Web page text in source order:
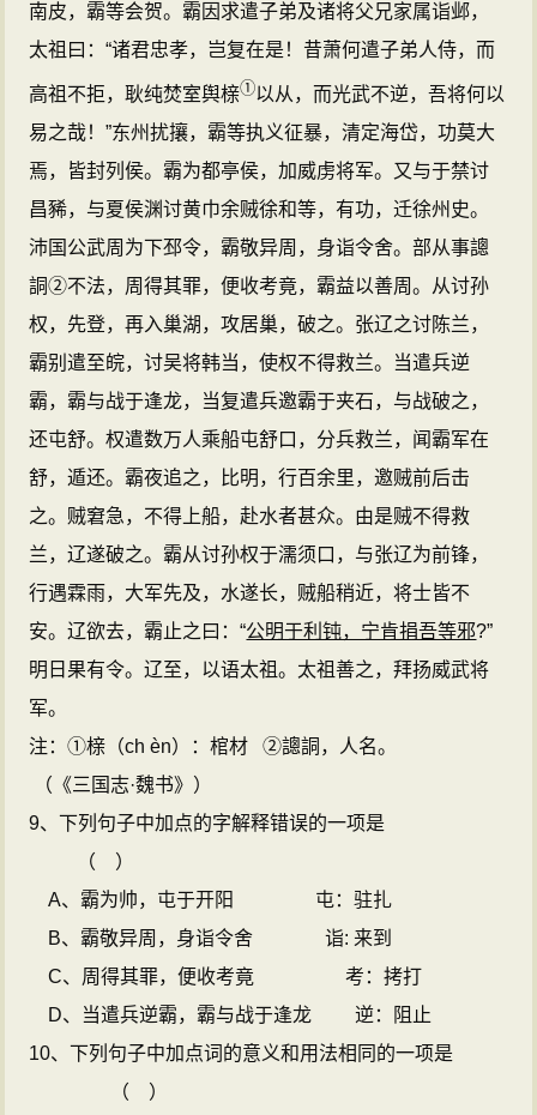
南皮，霸等会贺。霸因求遣子弟及诸将父兄家属诣邺，
太祖曰：“诸君忠孝，岂复在是！昔萧何遣子弟人侍，而
高祖不拒，耿纯焚室舆榇①以从，而光武不逆，吾将何以
易之哉！”东州扰攘，霸等执义征暴，清定海岱，功莫大
焉，皆封列侯。霸为都亭侯，加威虏将军。又与于禁讨
昌豨，与夏侯渊讨黄巾余贼徐和等，有功，迁徐州史。
沛国公武周为下邳令，霸敬异周，身诣令舍。部从事謥
詷②不法，周得其罪，便收考竟，霸益以善周。从讨孙
权，先登，再入巢湖，攻居巢，破之。张辽之讨陈兰，
霸别遣至皖，讨吴将韩当，使权不得救兰。当遣兵逆
霸，霸与战于逢龙，当复遣兵邀霸于夹石，与战破之，
还屯舒。权遣数万人乘船屯舒口，分兵救兰，闻霸军在
舒，遁还。霸夜追之，比明，行百余里，邀贼前后击
之。贼窘急，不得上船，赴水者甚众。由是贼不得救
兰，辽遂破之。霸从讨孙权于濡须口，与张辽为前锋，
行遇霖雨，大军先及，水遂长，贼船稍近，将士皆不
安。辽欲去，霸止之曰：“公明于利钝，宁肯捐吾等邪?”
明日果有令。辽至，以语太祖。太祖善之，拜扬威武将
军。
注：①榇（ch èn）：棺材
②謥詷，人名。
（《三国志·魏书》）
9、下列句子中加点的字解释错误的一项是
（
）
A、霸为帅，屯于开阳
屯：驻扎
B、霸敬异周，身诣令舍
诣: 来到
C、周得其罪，便收考竟
考：拷打
D、当遣兵逆霸，霸与战于逢龙
逆：阻止
10、下列句子中加点词的意义和用法相同的一项是
（
）